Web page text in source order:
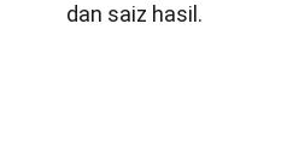
dan saiz hasil.